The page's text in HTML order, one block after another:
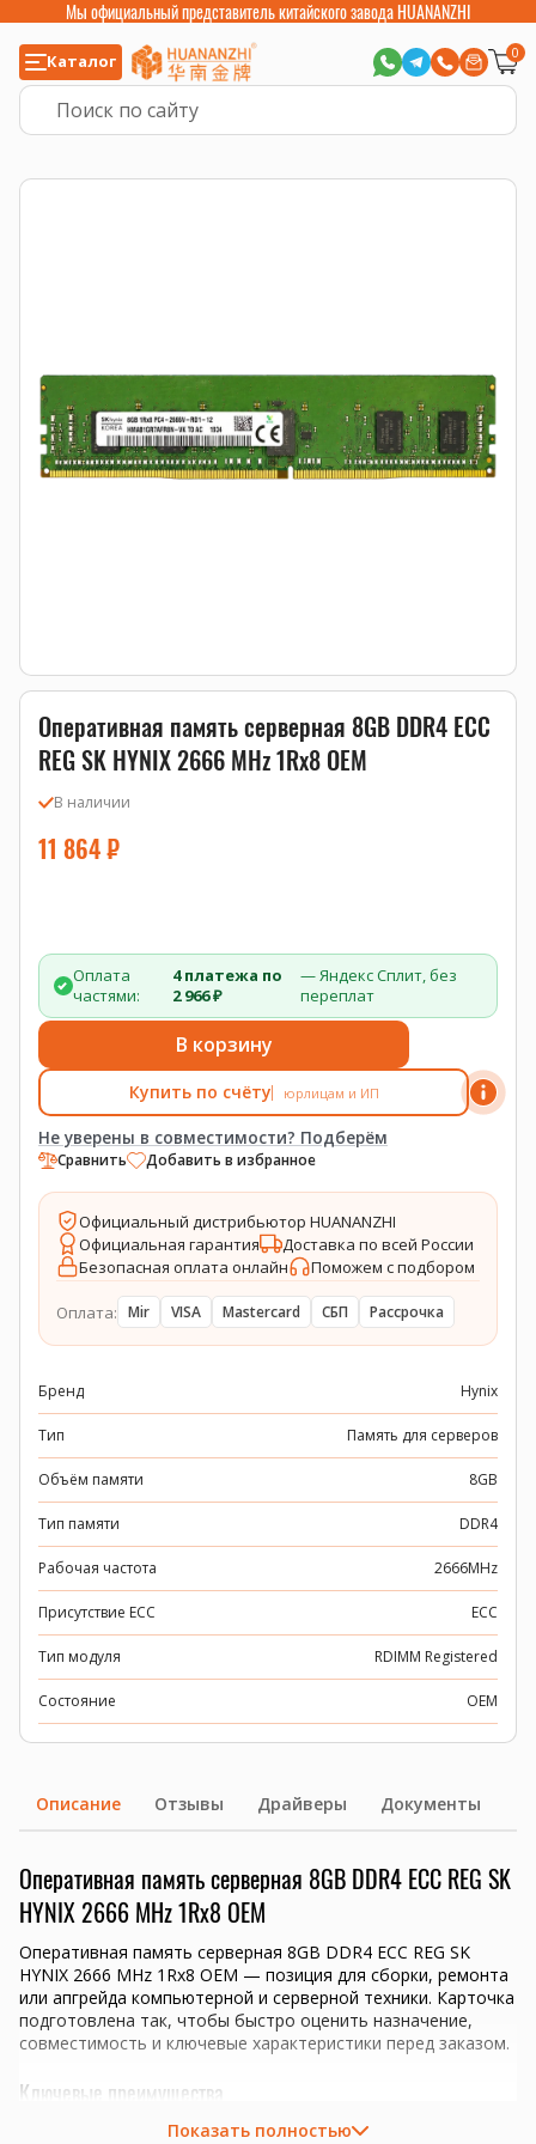
Мы официальный представитель китайского завода HUANANZHI
Каталог 0
Оперативная память серверная 8GB DDR4 ECC
REG SK HYNIX 2666 MHz 1Rx8 OEM
В наличии
11 864₽
Оплата
частями:
4 платежа по
2 966 ₽
— Яндекс Сплит, без
переплат
В корзину
Купить по счёту юрлицам и ИП
Не уверены в совместимости? Подберём
Сравнить Добавить в избранное
Официальный дистрибьютор HUANANZHI
Официальная гарантия
Доставка по всей России
Безопасная оплата онлайн
Поможем с подбором
Оплата: Mir VISA Mastercard СБП Рассрочка
Бренд Hynix
Тип Память для серверов
Объём памяти 8GB
Тип памяти DDR4
Рабочая частота 2666MHz
Присутствие ECC ECC
Тип модуля RDIMM Registered
Состояние OEM
Описание Отзывы Драйверы Документы
Оперативная память серверная 8GB DDR4 ECC REG SK
HYNIX 2666 MHz 1Rx8 OEM
Оперативная память серверная 8GB DDR4 ECC REG SK
HYNIX 2666 MHz 1Rx8 OEM — позиция для сборки, ремонта
или апгрейда компьютерной и серверной техники. Карточка
подготовлена так, чтобы быстро оценить назначение,
совместимость и ключевые характеристики перед заказом.
Ключевые преимущества
Объем 8GB для апгрейда совместимой системы.
Показать полностью